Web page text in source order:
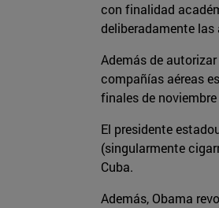
con finalidad
deliberadamente
Además de
compañías aéreas
finales de
El presidente
(singularmente
Cuba.
Además, Obama